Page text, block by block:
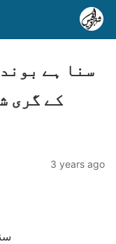
کے گری
3 years ago